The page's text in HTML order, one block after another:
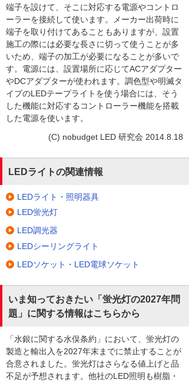
端子を設けて、そこに対応する電源やコントロ
ーラーを接続して使います。メーカー出荷時に
端子を取り付けてあることもありますが、設置
施工の際には必要な長さに切って使うことが多
いため、端子の加工が必要になることが多いで
す。電源には、設置場所に応じてACアダプター
やDCアダプターが使われます。調色型や明滅タ
イプのLEDテープライトを使う場合には、そう
した機能に対応するコントローラー機能を搭載
した電源を使います。
(C) nobudget LED 研究会 2014.8.18
LEDライトの関連情報
LEDライト・照明器具
LED蛍光灯
LED調光器
LEDシーリングライト
LEDソケット・LED電球ソケット
いま知っておきたい「蛍光灯の2027年問
題」に関する情報はこちらから
「水銀に関する水俣条約」において、蛍光灯の
製造と輸出入を2027年末までに禁止することが
合意されました。蛍光灯はさらなる値上げと品
不足が予想されます。他社のLED照明も樹脂・